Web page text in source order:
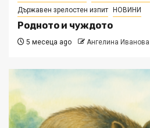
Държавен зрелостен изпит
НОВИНИ
Родното и чуждото
5 месеца ago Ангелина Иванова